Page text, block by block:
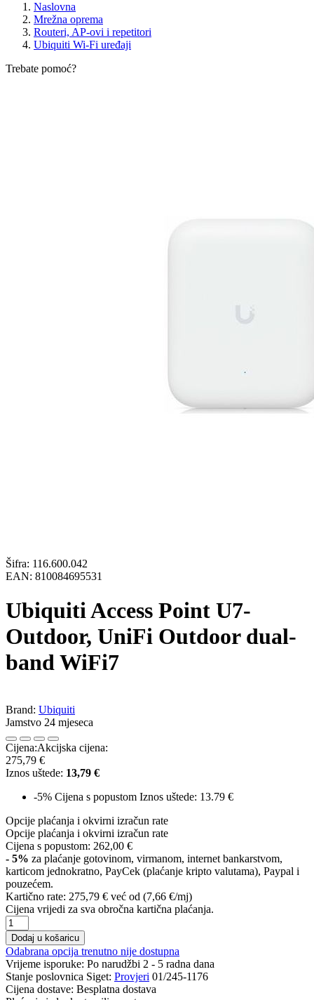
Naslovna
Mrežna oprema
Routeri, AP-ovi i repetitori
Ubiquiti Wi-Fi uređaji
Trebate pomoć?
Šifra: 116.600.042
EAN: 810084695531
Ubiquiti Access Point U7-
Outdoor, UniFi Outdoor dual-
band WiFi7
Brand: Ubiquiti
Jamstvo 24 mjeseca
Cijena:Akcijska cijena:
275,79 €
Iznos uštede: 13,79 €
-5% Cijena s popustom Iznos uštede: 13.79 €
Opcije plaćanja i okvirni izračun rate
Opcije plaćanja i okvirni izračun rate
Cijena s popustom: 262,00 €
- 5% za plaćanje gotovinom, virmanom, internet bankarstvom,
karticom jednokratno, PayCek (plaćanje kripto valutama), Paypal i
pouzećem.
Kartično rate: 275,79 € već od (7,66 €/mj)
Cijena vrijedi za sva obročna kartična plaćanja.
Dodaj u košaricu
Odabrana opcija trenutno nije dostupna
Vrijeme isporuke: Po narudžbi 2 - 5 radna dana
Stanje poslovnica Siget: Provjeri 01/245-1176
Cijena dostave: Besplatna dostava